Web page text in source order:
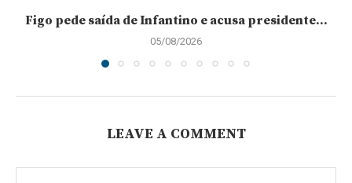
Figo pede saída de Infantino e acusa presidente...
05/08/2026
LEAVE A COMMENT